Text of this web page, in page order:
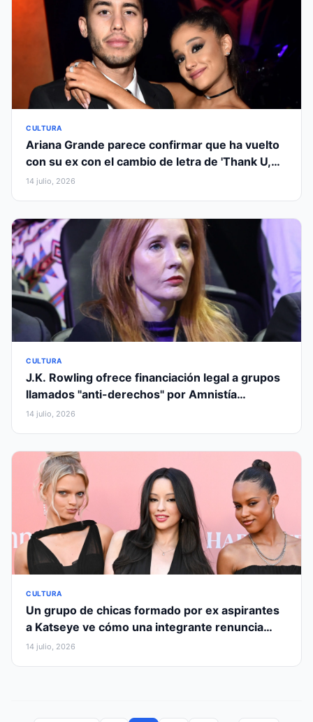
CULTURA
Ariana Grande parece confirmar que ha vuelto
con su ex con el cambio de letra de 'Thank U,
Next'
14 julio, 2026
CULTURA
J.K. Rowling ofrece financiación legal a grupos
llamados "anti-derechos" por Amnistía
Internacional Reino Unido
14 julio, 2026
CULTURA
Un grupo de chicas formado por ex aspirantes
a Katseye ve cómo una integrante renuncia
antes de debutar
14 julio, 2026